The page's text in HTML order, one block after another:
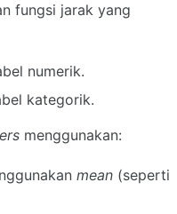
fungsi jarak yang
numerik.
kategorik.
menggunakan:
mean (seperti